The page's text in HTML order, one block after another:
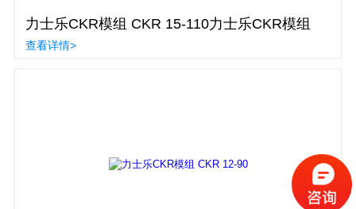
力士乐CKR模组 CKR 15-110力士乐CKR模组
查看详情>